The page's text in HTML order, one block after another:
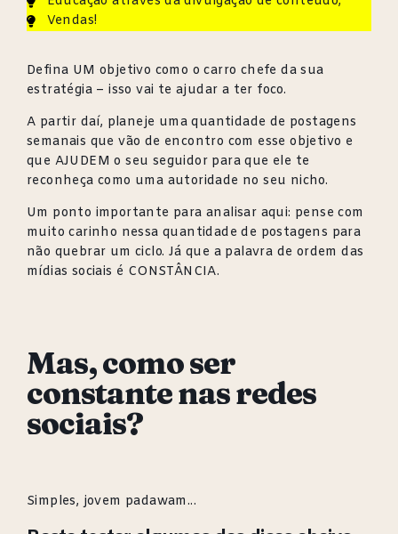
Vendas!
Defina UM objetivo como o carro chefe da sua
estratégia – isso vai te ajudar a ter foco.
A partir daí, planeje uma quantidade de postagens
semanais que vão de encontro com esse objetivo e
que AJUDEM o seu seguidor para que ele te
reconheça como uma autoridade no seu nicho.
Um ponto importante para analisar aqui: pense com
muito carinho nessa quantidade de postagens para
não quebrar um ciclo. Já que a palavra de ordem das
mídias sociais é CONSTÂNCIA.
Mas, como ser
constante nas redes
sociais?
Simples, jovem padawam...